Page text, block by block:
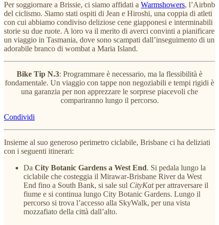
Per soggiornare a Brissie, ci siamo affidati a Warmshowers, l’Airbnb
del ciclismo. Siamo stati ospiti di Jean e Hiroshi, una coppia di atleti
con cui abbiamo condiviso deliziose cene giapponesi e interminabili
storie su due ruote. A loro va il merito di averci convinti a pianificare
un viaggio in Tasmania, dove sono scampati dall’inseguimento di un
adorabile branco di wombat a Maria Island.
Bike Tip N.3: Programmare è necessario, ma la flessibilità è
fondamentale. Un viaggio con tappe non negoziabili e tempi rigidi è
una garanzia per non apprezzare le sorprese piacevoli che
compariranno lungo il percorso.
Condividi
Insieme al suo generoso perimetro ciclabile, Brisbane ci ha deliziati
con i seguenti itinerari:
Da City Botanic Gardens a West End. Si pedala lungo la
ciclabile che costeggia il Mirawar-Brisbane River da West
End fino a South Bank, si sale sul CityKatper attraversare il
fiume e si continua lungo City Botanic Gardens. Lungo il
percorso si trova l’accesso alla SkyWalk, per una vista
mozzafiato della città dall’alto.